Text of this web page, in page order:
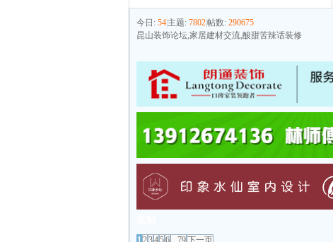
今日: 54 主题: 7802帖数: 290675
昆山装饰论坛,家居建材交流,酸甜苦辣话装修
1 2 3456 ...79下一页